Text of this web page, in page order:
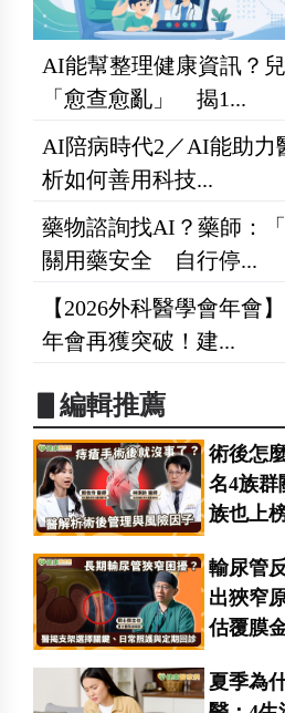
AI能幫整理健康資訊？
「愈查愈亂」 揭1...
AI陪病時代2／AI能助力
析如何善用科技...
藥物諮詢找AI？藥師：
關用藥安全 自行停...
【2026外科醫學會年會
年會再獲突破！建...
▋編輯推薦
術後怎
名4族
族也上
輸尿管
出狹窄
估覆膜
夏季為